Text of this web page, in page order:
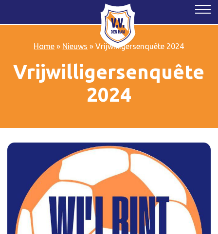
Home » Nieuws »Vrijwilligersenquête 2024
Vrijwilligersenquête
2024